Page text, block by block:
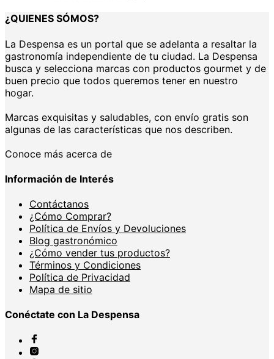
¿QUIENES SÓMOS?
La Despensa es un portal que se adelanta a resaltar la
gastronomía independiente de tu ciudad. La Despensa
busca y selecciona marcas con productos gourmet y de
buen precio que todos queremos tener en nuestro
hogar.
Marcas exquisitas y saludables, con envío gratis son
algunas de las características que nos describen.
Conoce más acerca de
Información de Interés
Contáctanos
¿Cómo Comprar?
Política de Envíos y Devoluciones
Blog gastronómico
¿Cómo vender tus productos?
Términos y Condiciones
Política de Privacidad
Mapa de sitio
Conéctate con La Despensa